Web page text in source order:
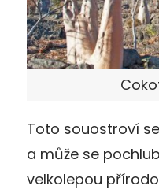
Toto souostroví
a může se
velkolepou